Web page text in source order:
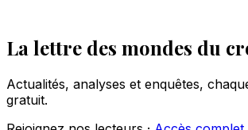
La lettre des mondes du
Actualités, analyses et enquêtes,
gratuit.